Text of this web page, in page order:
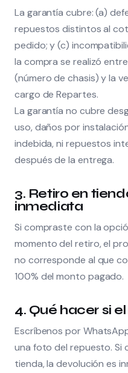
La garantía cubre: (a)
repuestos distintos al
pedido; y (c)
la compra se realizó
(número de chasis) y la
cargo de Repartes.
La garantía no cubre
uso, daños por
indebida, ni repuestos
después de la entrega.
3. Retiro en
inmediata
Si compraste con la
momento del retiro, el
no corresponde al que
100% del monto pagado.
4. Qué hacer si
Escríbenos por
una foto del repuesto. Si
tienda, la devolución es